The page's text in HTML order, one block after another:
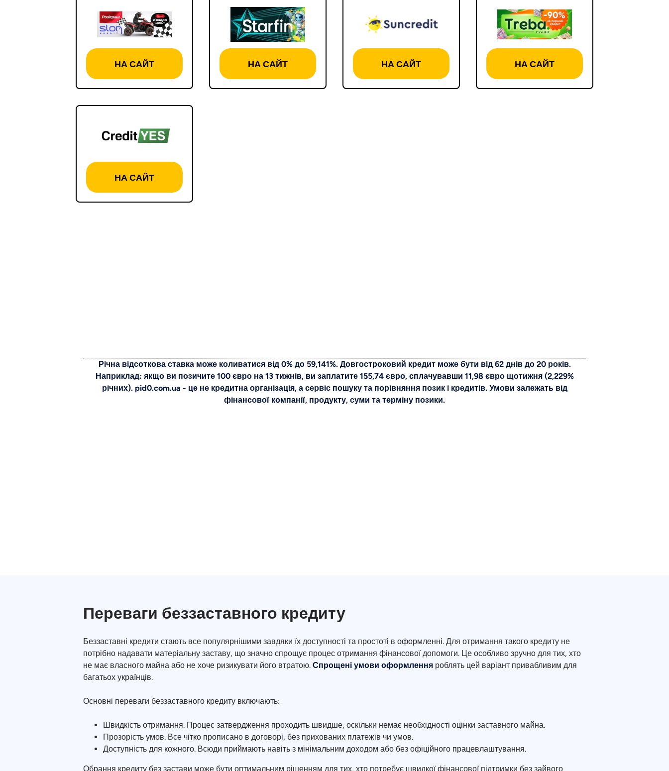
НА САЙТ НА САЙТ НА САЙТ НА САЙТ
НА САЙТ
Річна відсоткова ставка може коливатися від 0% до 59,141%. Довгостроковий кредит може бути від 62 днів до 20 років.
Наприклад: якщо ви позичите 100 євро на 13 тижнів, ви заплатите 155,74 євро, сплачувавши 11,98 євро щотижня (2,229%
річних). pid0.com.ua - це не кредитна організація, а сервіс пошуку та порівняння позик і кредитів. Умови залежать від
фінансової компанії, продукту, суми та терміну позики.
Переваги беззаставного кредиту
Беззаставні кредити стають все популярнішими завдяки їх доступності та простоті в оформленні. Для отримання такого кредиту не
потрібно надавати матеріальну заставу, що значно спрощує процес отримання фінансової допомоги. Це особливо зручно для тих, хто
не має власного майна або не хоче ризикувати його втратою. Спрощені умови оформлення роблять цей варіант привабливим для
багатьох українців.
Основні переваги беззаставного кредиту включають:
Швидкість отримання. Процес затвердження проходить швидше, оскільки немає необхідності оцінки заставного майна.
Прозорість умов. Все чітко прописано в договорі, без прихованих платежів чи умов.
Доступність для кожного. Всюди приймають навіть з мінімальним доходом або без офіційного працевлаштування.
Обрання кредиту без застави може бути оптимальним рішенням для тих, хто потребує швидкої фінансової підтримки без зайвого